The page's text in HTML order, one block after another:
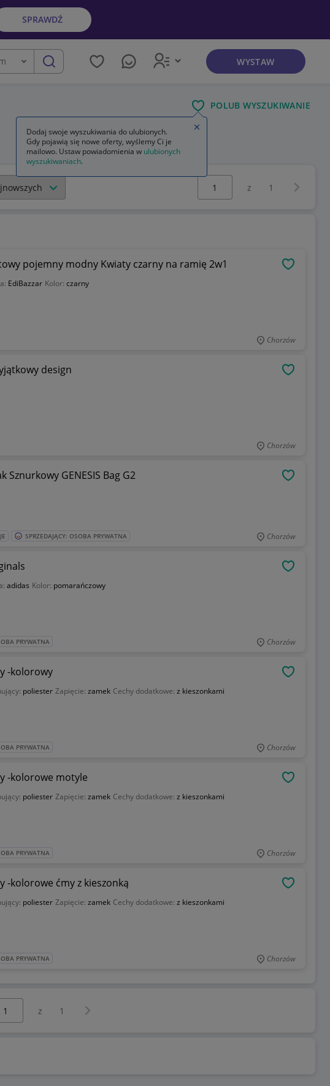
SPRAWDŹ
szukaj WYSTAW
POLUB WYSZUKIWANIE
Wybierz stronę:
z 1
pojemny modny Kwiaty czarny na ramię 2w1
EdiBazzar Kolor: czarny
Chorzów
design
Chorzów
GENESIS Bag G2
SPRZEDAJĄCY: OSOBA PRYWATNA Chorzów
adidas Kolor: pomarańczowy
PRYWATNA Chorzów
-kolorowy
poliester Zapięcie: zamek Cechy dodatkowe: z kieszonkami
PRYWATNA Chorzów
-kolorowe motyle
poliester Zapięcie: zamek Cechy dodatkowe: z kieszonkami
PRYWATNA Chorzów
kolorowe ćmy z kieszonką
poliester Zapięcie: zamek Cechy dodatkowe: z kieszonkami
PRYWATNA Chorzów
z 1 Następna strona
Dodaj swoje wyszukiwania do ulubionych.
Gdy pojawią się nowe oferty, wyślemy Ci je
mailowo. Ustaw powiadomienia w ulubionych
wyszukiwaniach.
Zamknij wskazówkę